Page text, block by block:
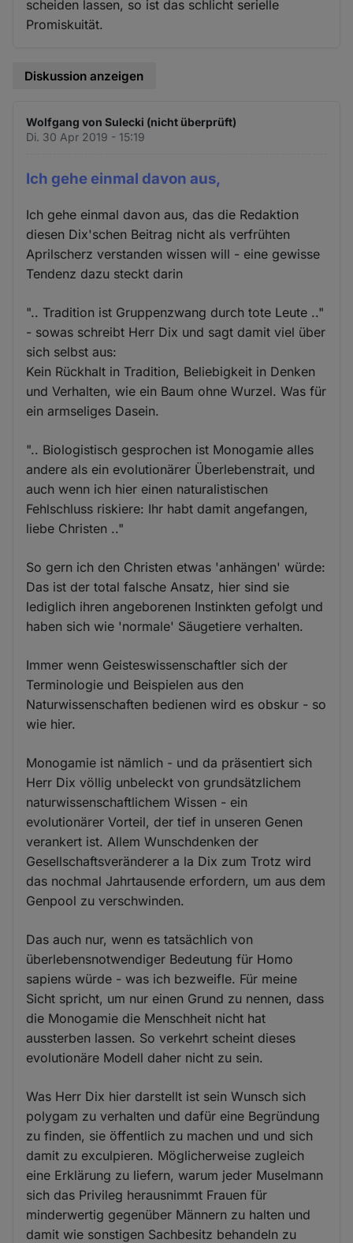
scheiden lassen, so ist das schlicht serielle
Promiskuität.
Diskussion anzeigen
Wolfgang von Sulecki (nicht überprüft)
Di. 30 Apr 2019 - 15:19
Ich gehe einmal davon aus,
Ich gehe einmal davon aus, das die Redaktion
diesen Dix'schen Beitrag nicht als verfrühten
Aprilscherz verstanden wissen will - eine gewisse
Tendenz dazu steckt darin
".. Tradition ist Gruppenzwang durch tote Leute .."
- sowas schreibt Herr Dix und sagt damit viel über
sich selbst aus:
Kein Rückhalt in Tradition, Beliebigkeit in Denken
und Verhalten, wie ein Baum ohne Wurzel. Was für
ein armseliges Dasein.
".. Biologistisch gesprochen ist Monogamie alles
andere als ein evolutionärer Überlebenstrait, und
auch wenn ich hier einen naturalistischen
Fehlschluss riskiere: Ihr habt damit angefangen,
liebe Christen .."
So gern ich den Christen etwas 'anhängen' würde:
Das ist der total falsche Ansatz, hier sind sie
lediglich ihren angeborenen Instinkten gefolgt und
haben sich wie 'normale' Säugetiere verhalten.
Immer wenn Geisteswissenschaftler sich der
Terminologie und Beispielen aus den
Naturwissenschaften bedienen wird es obskur - so
wie hier.
Monogamie ist nämlich - und da präsentiert sich
Herr Dix völlig unbeleckt von grundsätzlichem
naturwissenschaftlichem Wissen - ein
evolutionärer Vorteil, der tief in unseren Genen
verankert ist. Allem Wunschdenken der
Gesellschaftsveränderer a la Dix zum Trotz wird
das nochmal Jahrtausende erfordern, um aus dem
Genpool zu verschwinden.
Das auch nur, wenn es tatsächlich von
überlebensnotwendiger Bedeutung für Homo
sapiens würde - was ich bezweifle. Für meine
Sicht spricht, um nur einen Grund zu nennen, dass
die Monogamie die Menschheit nicht hat
aussterben lassen. So verkehrt scheint dieses
evolutionäre Modell daher nicht zu sein.
Was Herr Dix hier darstellt ist sein Wunsch sich
polygam zu verhalten und dafür eine Begründung
zu finden, sie öffentlich zu machen und und sich
damit zu exculpieren. Möglicherweise zugleich
eine Erklärung zu liefern, warum jeder Muselmann
sich das Privileg herausnimmt Frauen für
minderwertig gegenüber Männern zu halten und
damit wie sonstigen Sachbesitz behandeln zu